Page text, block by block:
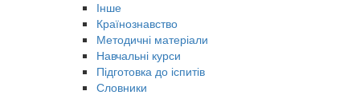
Інше
Країнознавство
Методичні матеріали
Навчальні курси
Підготовка до іспитів
Словники